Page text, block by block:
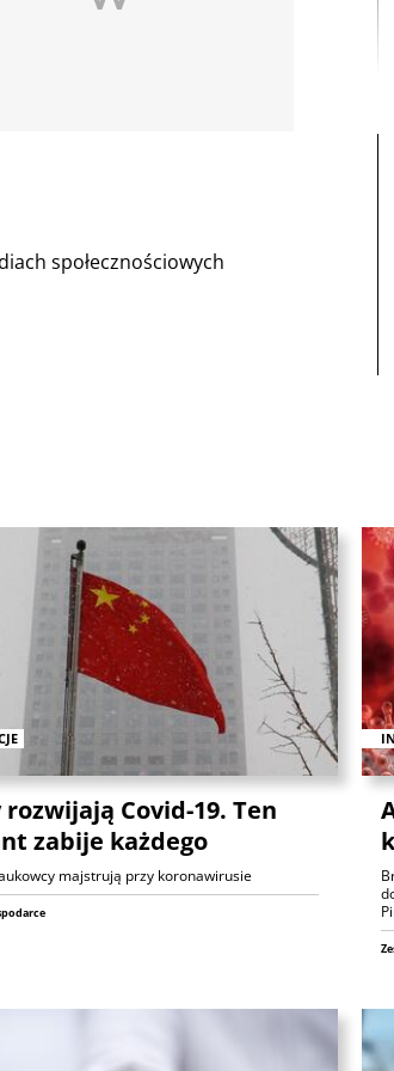
społecznościowych
rozwijają Covid-19. Ten
zabije każdego
majstrują przy koronawirusie